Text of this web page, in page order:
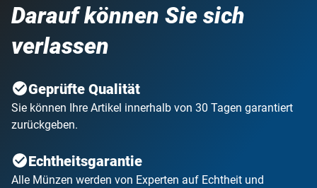
Darauf können Sie sich
verlassen
Geprüfte Qualität
Sie können Ihre Artikel innerhalb von 30 Tagen garantiert
zurückgeben.
Echtheitsgarantie
Alle Münzen werden von Experten auf Echtheit und